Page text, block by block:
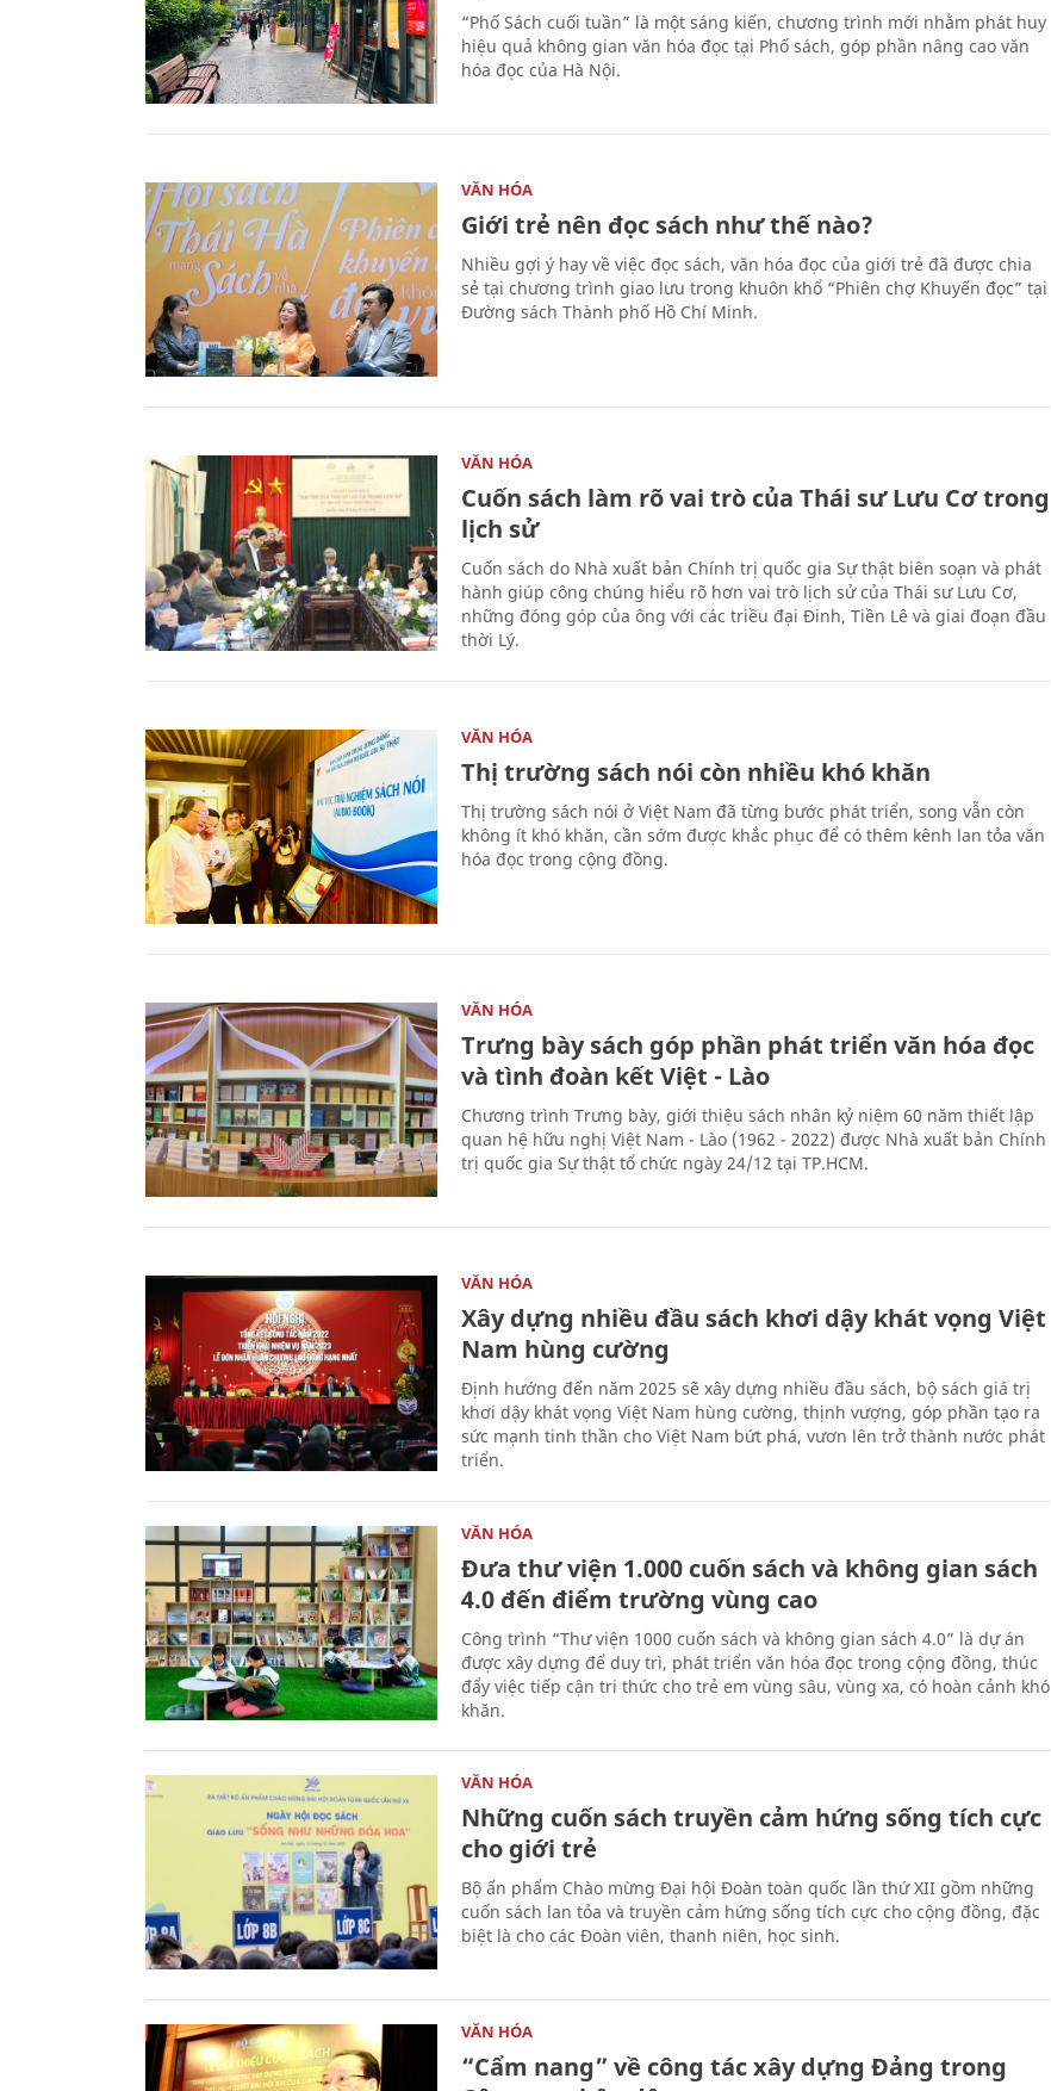
“Phố Sách cuối tuần” là một sáng kiến, chương trình mới nhằm phát huy
hiệu quả không gian văn hóa đọc tại Phố sách, góp phần nâng cao văn
hóa đọc của Hà Nội.
VĂN HÓA
Giới trẻ nên đọc sách như thế nào?
Nhiều gợi ý hay về việc đọc sách, văn hóa đọc của giới trẻ đã được chia
sẻ tại chương trình giao lưu trong khuôn khổ “Phiên chợ Khuyến đọc” tại
Đường sách Thành phố Hồ Chí Minh.
VĂN HÓA
Cuốn sách làm rõ vai trò của Thái sư Lưu Cơ trong
lịch sử
Cuốn sách do Nhà xuất bản Chính trị quốc gia Sự thật biên soạn và phát
hành giúp công chúng hiểu rõ hơn vai trò lịch sử của Thái sư Lưu Cơ,
những đóng góp của ông với các triều đại Đinh, Tiền Lê và giai đoạn đầu
thời Lý.
VĂN HÓA
Thị trường sách nói còn nhiều khó khăn
Thị trường sách nói ở Việt Nam đã từng bước phát triển, song vẫn còn
không ít khó khăn, cần sớm được khắc phục để có thêm kênh lan tỏa văn
hóa đọc trong cộng đồng.
VĂN HÓA
Trưng bày sách góp phần phát triển văn hóa đọc
và tình đoàn kết Việt - Lào
Chương trình Trưng bày, giới thiệu sách nhân kỷ niệm 60 năm thiết lập
quan hệ hữu nghị Việt Nam - Lào (1962 - 2022) được Nhà xuất bản Chính
trị quốc gia Sự thật tổ chức ngày 24/12 tại TP.HCM.
VĂN HÓA
Xây dựng nhiều đầu sách khơi dậy khát vọng Việt
Nam hùng cường
Định hướng đến năm 2025 sẽ xây dựng nhiều đầu sách, bộ sách giá trị
khơi dậy khát vọng Việt Nam hùng cường, thịnh vượng, góp phần tạo ra
sức mạnh tinh thần cho Việt Nam bứt phá, vươn lên trở thành nước phát
triển.
VĂN HÓA
Đưa thư viện 1.000 cuốn sách và không gian sách
4.0 đến điểm trường vùng cao
Công trình “Thư viện 1000 cuốn sách và không gian sách 4.0” là dự án
được xây dựng để duy trì, phát triển văn hóa đọc trong cộng đồng, thúc
đẩy việc tiếp cận tri thức cho trẻ em vùng sâu, vùng xa, có hoàn cảnh khó
khăn.
VĂN HÓA
Những cuốn sách truyền cảm hứng sống tích cực
cho giới trẻ
Bộ ấn phẩm Chào mừng Đại hội Đoàn toàn quốc lần thứ XII gồm những
cuốn sách lan tỏa và truyền cảm hứng sống tích cực cho cộng đồng, đặc
biệt là cho các Đoàn viên, thanh niên, học sinh.
VĂN HÓA
“Cẩm nang” về công tác xây dựng Đảng trong